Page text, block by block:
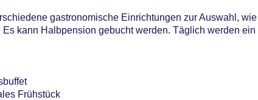
der Stockwerke: 2
der Zimmer: 78
Pool, Sonnenschirme am Pool, Liegen am Pool
EC Maestro, Mastercard, Visa
3,5 Sterne
gastronomische Einrichtungen zur Auswahl,
Es kann Halbpension gebucht werden. Täglich werden
Frühstück